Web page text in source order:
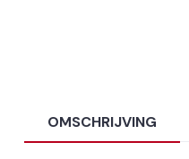
OMSCHRIJVING